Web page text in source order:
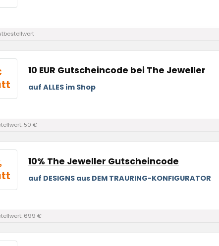
10 EUR Gutscheincode bei The Jeweller
auf ALLES im Shop
50 €
10% The Jeweller Gutscheincode
auf DESIGNS aus DEM TRAURING-KONFIGURATOR
699 €